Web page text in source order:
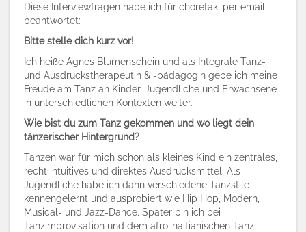
Diese Interviewfragen habe ich für choretaki per email
beantwortet:
Bitte stelle dich kurz vor!
Ich heiße Agnes Blumenschein und als Integrale Tanz-
und Ausdruckstherapeutin & -pädagogin gebe ich meine
Freude am Tanz an Kinder, Jugendliche und Erwachsene
in unterschiedlichen Kontexten weiter.
Wie bist du zum Tanz gekommen und wo liegt dein
tänzerischer Hintergrund?
Tanzen war für mich schon als kleines Kind ein zentrales,
recht intuitives und direktes Ausdrucksmittel. Als
Jugendliche habe ich dann verschiedene Tanzstile
kennengelernt und ausprobiert wie Hip Hop, Modern,
Musical- und Jazz-Dance. Später bin ich bei
Tanzimprovisation und dem afro-haitianischen Tanz